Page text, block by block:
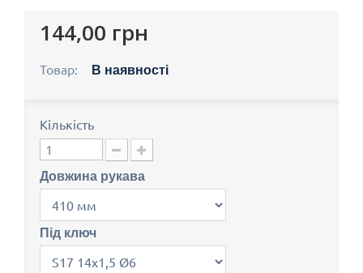
144,00 грн
Товар: В наявності
Кількість
Довжина рукава
Під ключ